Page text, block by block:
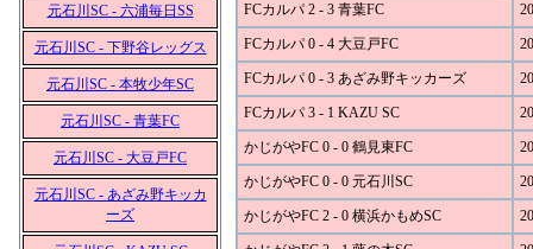
元石川SC - 六浦毎日SS
元石川SC - 下野谷レッグス
元石川SC - 本牧少年SC
元石川SC - 青葉FC
元石川SC - 大豆戸FC
元石川SC - あざみ野キッカ
ーズ
FCカルパ 2 - 3 青葉FC
FCカルパ 0 - 4 大豆戸FC
FCカルパ 0 - 3 あざみ野キッカーズ
FCカルパ 3 - 1 KAZU SC
かじがやFC 0 - 0 鶴見東FC
かじがやFC 0 - 0 元石川SC
かじがやFC 2 - 0 横浜かもめSC